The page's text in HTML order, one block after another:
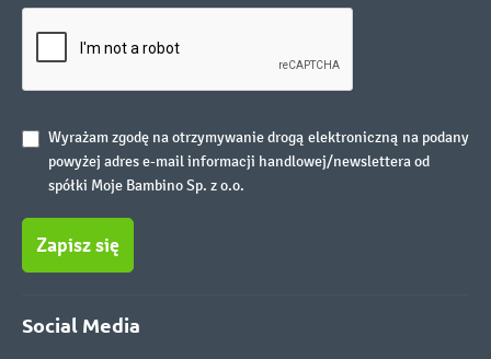
Wyrażam zgodę na otrzymywanie drogą elektroniczną na podany
powyżej adres e-mail informacji handlowej/newslettera od
spółki Moje Bambino Sp. z o.o.
Zapisz się
Social Media